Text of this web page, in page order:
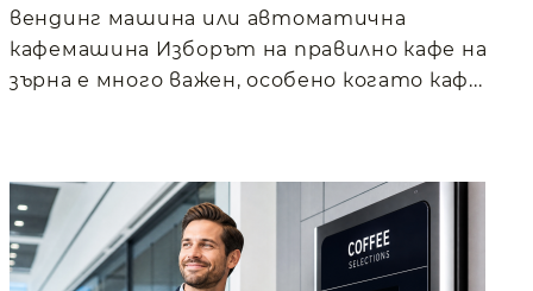
вендинг машина или автоматична
кафемашина Изборът на правилно кафе на
зърна е много важен, особено когато каф...